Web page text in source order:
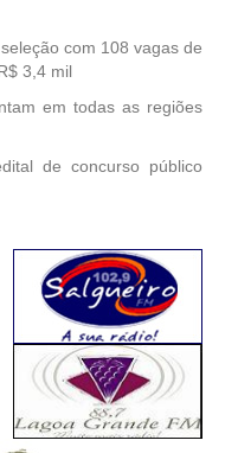
com 108 vagas de
3,4 mil
em todas as regiões
de concurso público